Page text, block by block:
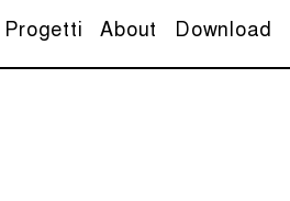
Progetti About Download